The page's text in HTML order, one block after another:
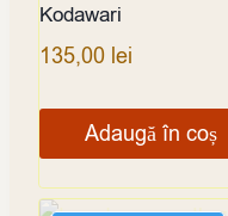
Kodawari
135,00 lei
Adaugă în coș